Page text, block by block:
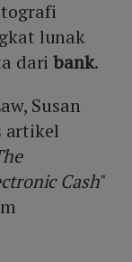
lunak
daribank.
Susan
artikel
Cash"